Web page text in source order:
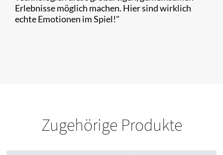
Erlebnisse möglich machen. Hier sind wirklich
echte Emotionen im Spiel!"
Zugehörige Produkte